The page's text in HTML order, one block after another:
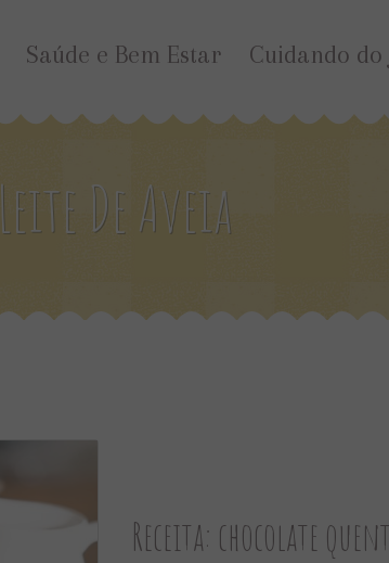
Saúde e Bem Estar Cuidando
Leite De Aveia
Receita: chocolate